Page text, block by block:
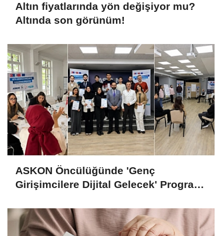
Altın fiyatlarında yön değişiyor mu?
Altında son görünüm!
ASKON Öncülüğünde 'Genç
Girişimcilere Dijital Gelecek' Programı